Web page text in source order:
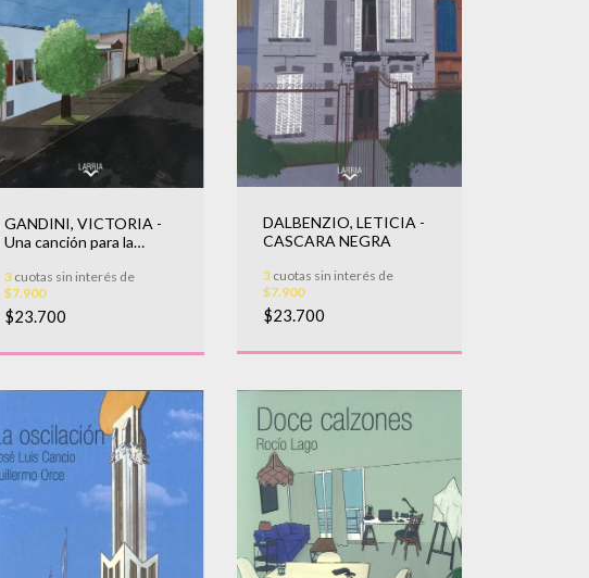
GANDINI, VICTORIA -
Una canción para la
3 cuotas sin interés de
$7.900
$23.700
DALBENZIO, LETICIA -
CASCARA NEGRA
3cuotas sin interés de
$7.900
$23.700